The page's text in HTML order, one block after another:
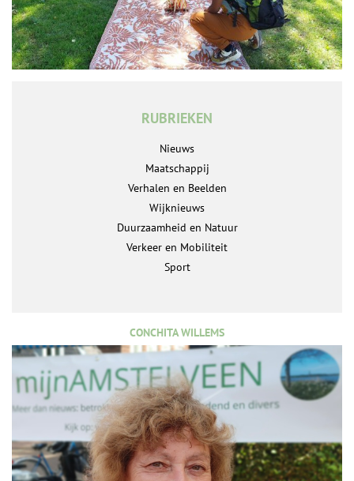
RUBRIEKEN
Nieuws
Maatschappij
Verhalen en Beelden
Wijknieuws
Duurzaamheid en Natuur
Verkeer en Mobiliteit
Sport
CONCHITA WILLEMS